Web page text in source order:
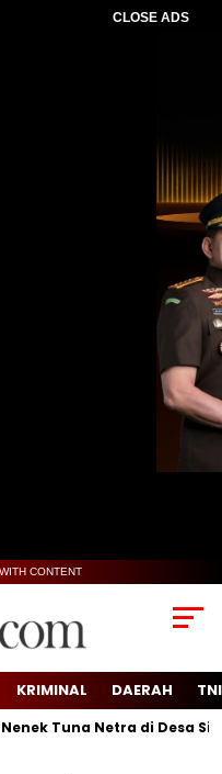
CLOSE ADS
CONTENT
KRIMINAL DAERAH
Netra di Desa Sidoko